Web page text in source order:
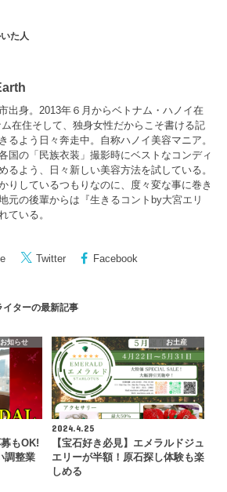
た人
出身。2013年６月からベトナム・ハノイ在
在住そして、独身女性だからこそ書ける記
るよう日々奔走中。自称ハノイ美容マニア。
国の「民族衣装」撮影時にベストなコンディ
るよう、日々新しい美容方法を試している。
りしているつもりなのに、度々変な事に巻き
元の後輩からは『生きるコントby大宮エリ
ている。
Twitter Facebook
イターの最新記事
お知らせ
もOK!
調整業
お土産
2024.4.25
【宝石好き必見】エメラルドジュ
エリーが半額！原石探し体験も楽
しめる